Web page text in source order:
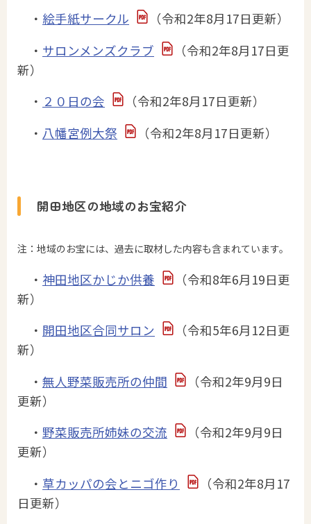
・ 絵手紙サークル
（令和2年8月17日更新）
・ サロンメンズクラブ
（令和2年8月17日更
新）
・ ２０日の会
（令和2年8月17日更新）
・ 八幡宮例大祭 （令和2年8月17日更新）
開田地区の地域のお宝紹介
注：地域のお宝には、過去に取材した内容も含まれています。
・ 神田地区かじか供養
（令和8年6月19日更
新）
・ 開田地区合同サロン
（令和5年6月12日更
新）
・ 無人野菜販売所の仲間
（令和2年9月9日
更新）
・ 野菜販売所姉妹の交流
（令和2年9月9日
更新）
・ 草カッパの会とニゴ作り
（令和2年8月17
日更新）